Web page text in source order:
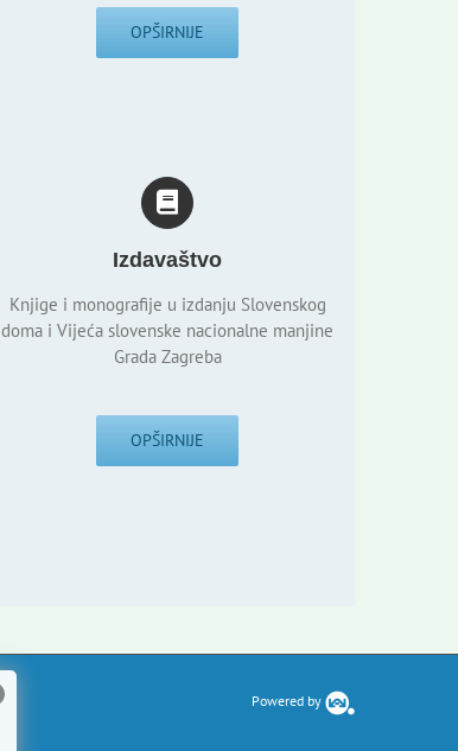
OPŠIRNIJE
Izdavaštvo
Knjige i monografije u izdanju Slovenskog
doma i Vijeća slovenske nacionalne manjine
Grada Zagreba
OPŠIRNIJE
Powered by